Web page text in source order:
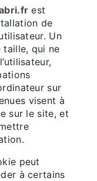
est
de
Un
qui ne
sur
visent à
sur le site, et
peut
à certains